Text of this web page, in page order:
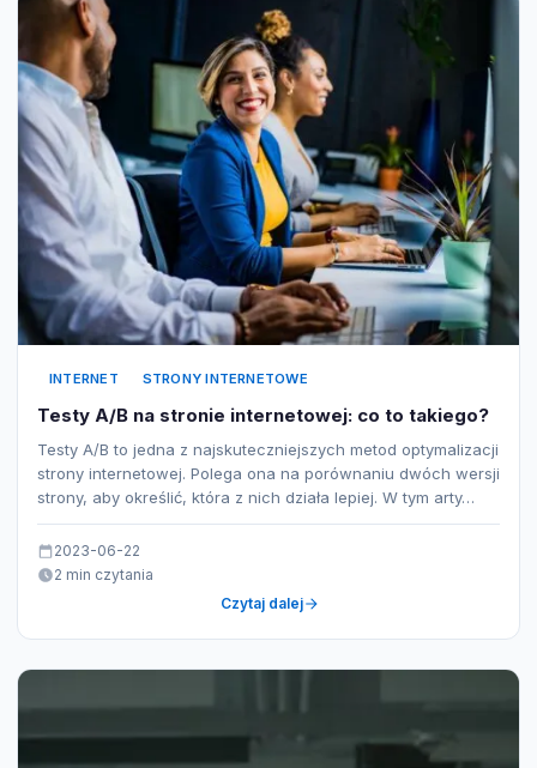
INTERNET STRONY INTERNETOWE
Testy A/B na stronie internetowej: co to takiego?
Testy A/B to jedna z najskuteczniejszych metod optymalizacji
strony internetowej. Polega ona na porównaniu dwóch wersji
strony, aby określić, która z nich działa lepiej. W tym arty…
2023-06-22
2 min czytania
Czytaj dalej